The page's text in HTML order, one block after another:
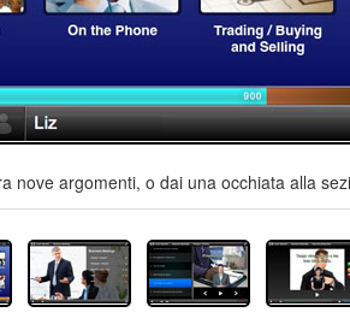
nove argomenti, o dai una occhiata alla